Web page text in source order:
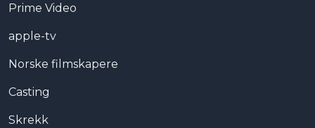
Prime Video
apple-tv
Norske filmskapere
Casting
Skrekk